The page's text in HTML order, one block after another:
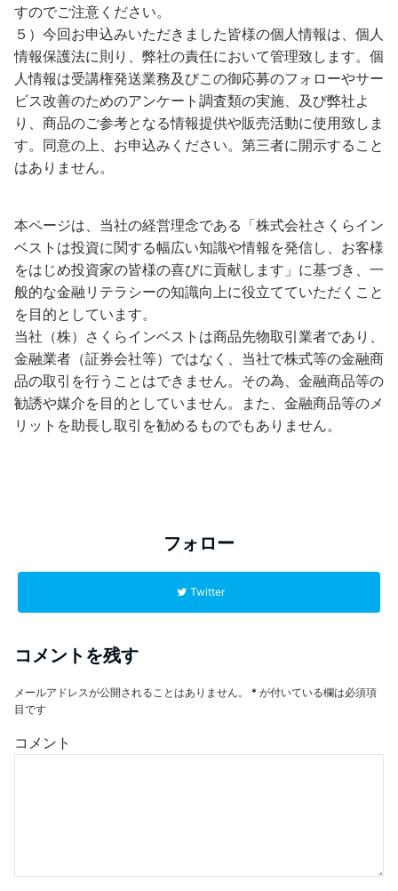
すのでご注意ください。
５）今回お申込みいただきました皆様の個人情報は、個人
情報保護法に則り、弊社の責任において管理致します。個
人情報は受講権発送業務及びこの御応募のフォローやサー
ビス改善のためのアンケート調査類の実施、及び弊社よ
り、商品のご参考となる情報提供や販売活動に使用致しま
す。同意の上、お申込みください。第三者に開示すること
はありません。
本ページは、当社の経営理念である「株式会社さくらイン
ベストは投資に関する幅広い知識や情報を発信し、お客様
をはじめ投資家の皆様の喜びに貢献します」に基づき、一
般的な金融リテラシーの知識向上に役立てていただくこと
を目的としています。
当社（株）さくらインベストは商品先物取引業者であり、
金融業者（証券会社等）ではなく、当社で株式等の金融商
品の取引を行うことはできません。その為、金融商品等の
勧誘や媒介を目的としていません。また、金融商品等のメ
リットを助長し取引を勧めるものでもありません。
フォロー
Twitter
コメントを残す
メールアドレスが公開されることはありません。 * が付いている欄は必須項
目です
コメント